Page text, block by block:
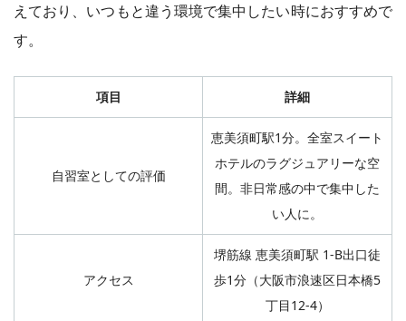
えており、いつもと違う環境で集中したい時におすすめで
す。
項目 詳細
自習室としての評価
恵美須町駅1分。全室スイート
ホテルのラグジュアリーな空
間。非日常感の中で集中した
い人に。
アクセス
堺筋線 恵美須町駅 1-B出口徒
歩1分（大阪市浪速区日本橋5
丁目12-4）